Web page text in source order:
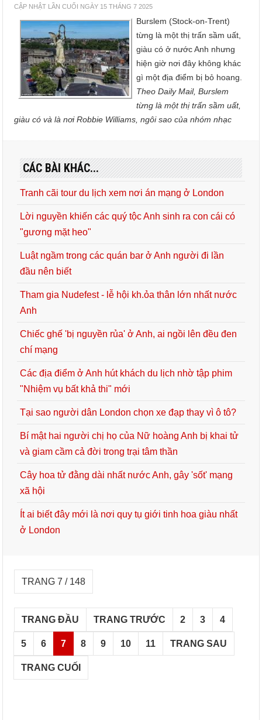
CẬP NHẬT LẦN CUỐI NGÀY 15 THÁNG 7 2025
Burslem (Stock-on-Trent)
từng là một thị trấn sầm uất,
giàu có ở nước Anh nhưng
hiện giờ nơi đây không khác
gì một địa điểm bị bỏ hoang.
Theo Daily Mail, Burslem
từng là một thị trấn sầm uất,
giàu có và là nơi Robbie Williams, ngôi sao của nhóm nhạc
CÁC BÀI KHÁC...
Tranh cãi tour du lịch xem nơi án mạng ở London
Lời nguyền khiến các quý tộc Anh sinh ra con cái có
"gương mặt heo"
Luật ngầm trong các quán bar ở Anh người đi lần
đầu nên biết
Tham gia Nudefest - lễ hội kh.ỏa thân lớn nhất nước
Anh
Chiếc ghế 'bị nguyền rủa' ở Anh, ai ngồi lên đều đen
chí mạng
Các địa điểm ở Anh hút khách du lịch nhờ tập phim
"Nhiệm vụ bất khả thi" mới
Tại sao người dân London chọn xe đạp thay vì ô tô?
Bí mật hai người chị họ của Nữ hoàng Anh bị khai tử
và giam cầm cả đời trong trại tâm thần
Cây hoa tử đằng dài nhất nước Anh, gây 'sốt' mạng
xã hội
Ít ai biết đây mới là nơi quy tụ giới tinh hoa giàu nhất
ở London
TRANG 7 / 148
TRANG ĐẦU TRANG TRƯỚC 2 3 4
5 6 7 8 9 10 11 TRANG SAU
TRANG CUỐI